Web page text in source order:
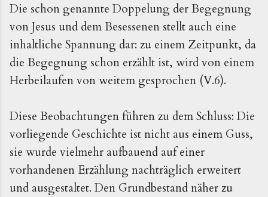
Die schon genannte Doppelung der Begegnung
von Jesus und dem Besessenen stellt auch eine
inhaltliche Spannung dar: zu einem Zeitpunkt, da
die Begegnung schon erzählt ist, wird von einem
Herbeilaufen von weitem gesprochen (V.6).
Diese Beobachtungen führen zu dem Schluss: Die
vorliegende Geschichte ist nicht aus einem Guss,
sie wurde vielmehr aufbauend auf einer
vorhandenen Erzählung nachträglich erweitert
und ausgestaltet. Den Grundbestand näher zu